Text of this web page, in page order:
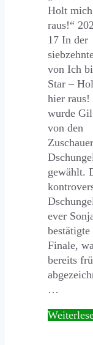
Holt
raus!“
17 In der
von Ich
Star –
hier raus!
wurde
von den
gewählt.
ever
bestätigte
Finale,
bereits
…